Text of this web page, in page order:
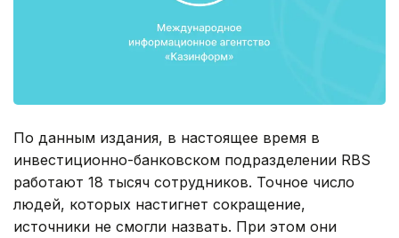
По данным издания, в настоящее время в
инвестиционно-банковском подразделении RBS
работают 18 тысяч сотрудников. Точное число
людей, которых настигнет сокращение,
источники не смогли назвать. При этом они